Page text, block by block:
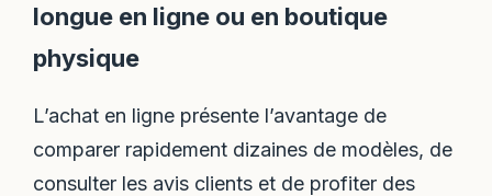
longue en ligne ou en boutique
physique
L’achat en ligne présente l’avantage de
comparer rapidement dizaines de modèles, de
consulter les avis clients et de profiter des